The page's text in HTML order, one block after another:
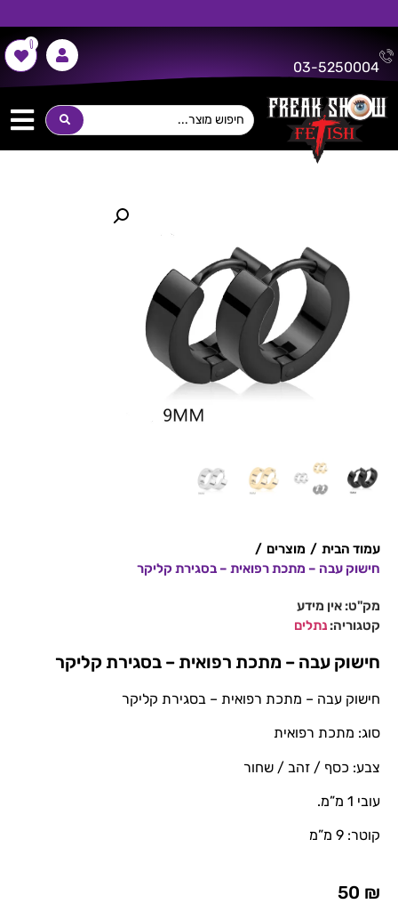
משלוח חינם על כל רכישה מעל 300 ש"ח!
03-5250004
0
עמוד הבית / מוצרים /
חישוק עבה – מתכת רפואית – בסגירת קליקר
מק"ט: אין מידע
קטגוריה: נתלים
חישוק עבה – מתכת רפואית – בסגירת קליקר
חישוק עבה – מתכת רפואית – בסגירת קליקר
סוג: מתכת רפואית
צבע: כסף / זהב / שחור
עובי 1 מ”מ.
קוטר: 9 מ”מ
50 ₪